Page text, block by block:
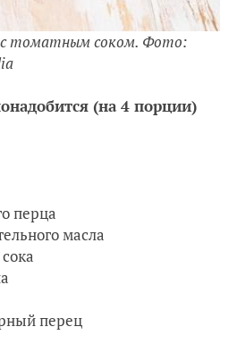
с томатным соком. Фото:
(на 4 порции)
перца
масла
перец